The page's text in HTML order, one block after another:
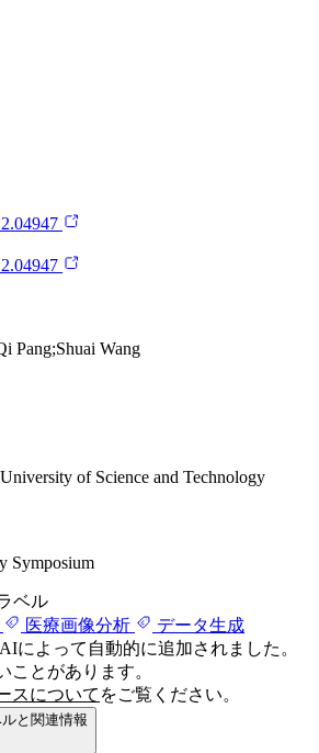
Pang;Shuai Wang
of Science and Technology
Symposium
ベル
医療画像分析
データ生成
によって自動的に追加されました。
ことがあります。
スについて をご覧ください。
と関連情報